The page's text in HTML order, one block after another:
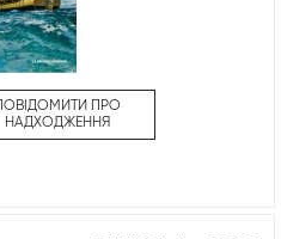
ПОВІДОМИТИ ПРО
НАДХОДЖЕННЯ